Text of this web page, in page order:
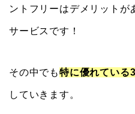
ントフリーはデメリットが
サービスです！
その中でも特に優れている
していきます。